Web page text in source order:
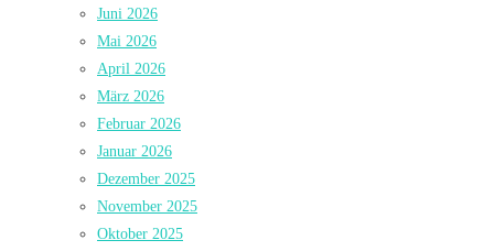
Juni 2026
Mai 2026
April 2026
März 2026
Februar 2026
Januar 2026
Dezember 2025
November 2025
Oktober 2025